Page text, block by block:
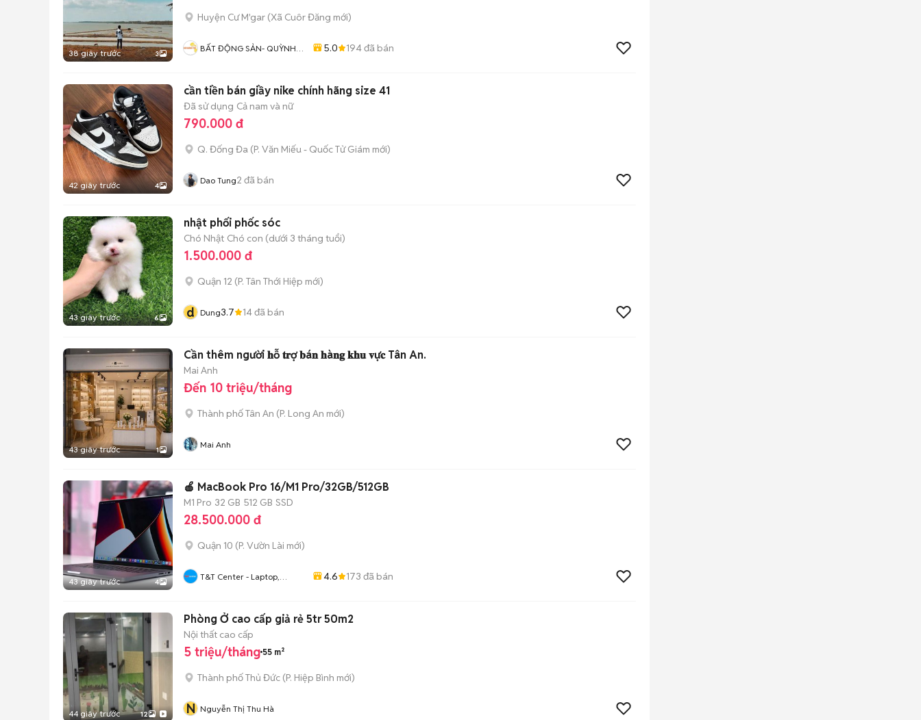
38 giây trước 3
Huyện Cư M'gar (Xã Cuôr Đăng mới)
BẤT ĐỘNG SẢN- QUỲNH
5.0 194đã bán
42 giây trước 4
cần tiền bán giầy nike chính hãng size 41
Đã sử dụng Cả nam và nữ
790.000 đ
Q. Đống Đa (P. Văn Miếu - Quốc Tử Giám mới)
Dao Tung2 đã bán
43 giây trước 6
nhật phối phốc sóc
Chó Nhật Chó con (dưới 3 tháng tuổi)
1.500.000 đ
Quận 12 (P. Tân Thới Hiệp mới)
d Dung3.7 14đã bán
43 giây trước 1
Cần thêm người 𝐡ỗ 𝐭𝐫ợ 𝐛á𝐧 𝐡à𝐧𝐠 𝐤𝐡𝐮 𝐯ự𝐜 Tân An.
Mai Anh
Đến 10 triệu/tháng
Thành phố Tân An (P. Long An mới)
Mai Anh
43 giây trước 4
🍎 MacBook Pro 16/M1 Pro/32GB/512GB
M1 Pro 32 GB 512 GB SSD
28.500.000 đ
Quận 10 (P. Vườn Lài mới)
T&T Center - Laptop,
4.6 173 đã bán
44 giây trước 12
Phòng Ở cao cấp giả rẻ 5tr 50m2
Nội thất cao cấp
5 triệu/tháng 55 m²
Thành phố Thủ Đức (P. Hiệp Bình mới)
N Nguyễn Thị Thu Hà